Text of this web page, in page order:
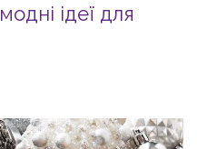
ідеї для